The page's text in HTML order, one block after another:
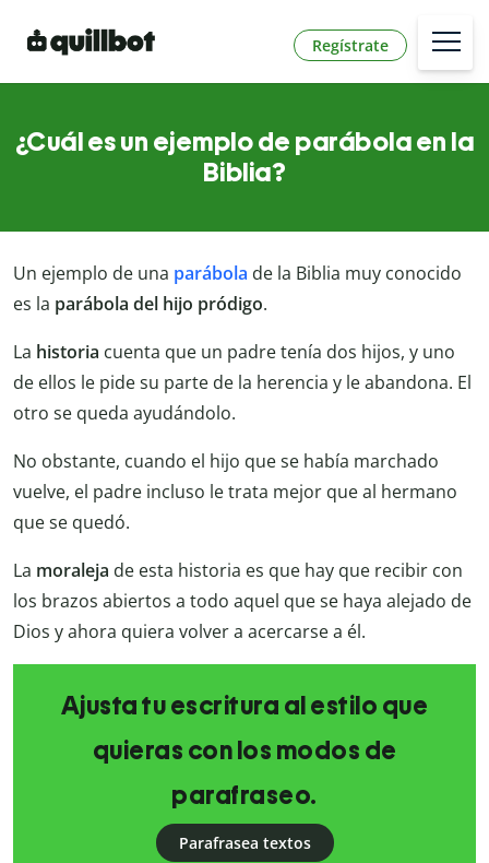
Regístrate
¿Cuál es un ejemplo de parábola en la
Biblia?
Un ejemplo de una parábola de la Biblia muy conocido
es la parábola del hijo pródigo.
La historia cuenta que un padre tenía dos hijos, y uno
de ellos le pide su parte de la herencia y le abandona. El
otro se queda ayudándolo.
No obstante, cuando el hijo que se había marchado
vuelve, el padre incluso le trata mejor que al hermano
que se quedó.
La moraleja de esta historia es que hay que recibir con
los brazos abiertos a todo aquel que se haya alejado de
Dios y ahora quiera volver a acercarse a él.
Ajusta tu escritura al estilo que
quieras con los modos de
parafraseo.
Parafrasea textos